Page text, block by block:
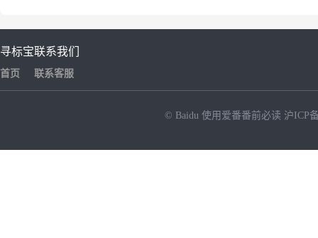
寻标宝
首页
联系我们
联系客服
© Baidu 使用爱番番前必读 沪ICP